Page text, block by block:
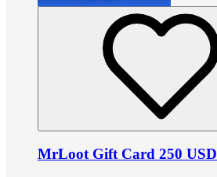
MrLoot Gift Card 250 USD